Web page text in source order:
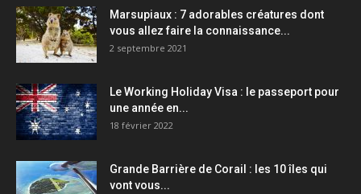
Marsupiaux : 7 adorables créatures dont
vous allez faire la connaissance...
2 septembre 2021
Le Working Holiday Visa : le passeport pour
une année en...
18 février 2022
Grande Barrière de Corail : les 10 îles qui
vont vous...